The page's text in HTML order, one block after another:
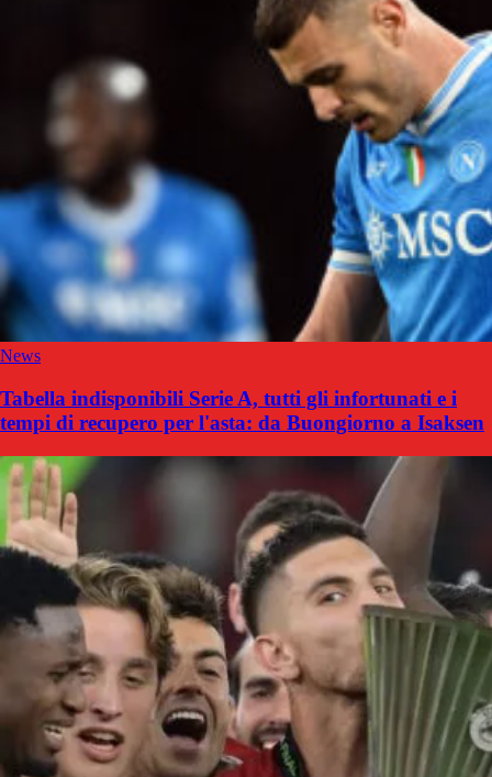
News
Tabella indisponibili Serie A, tutti gli infortunati e i
tempi di recupero per l'asta: da Buongiorno a Isaksen